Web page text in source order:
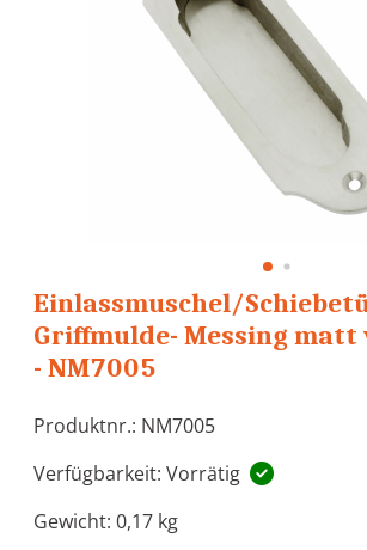
Einlassmuschel/
Griffmulde- Messing
- NM7005
Produktnr.: NM7005
Verfügbarkeit: Vorrätig
Gewicht: 0,17 kg